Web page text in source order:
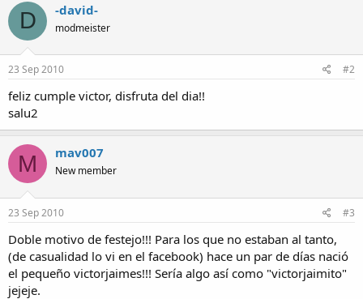
D -david-
modmeister
23 Sep 2010 #2
feliz cumple victor, disfruta del dia!!
salu2
M mav007
New member
23 Sep 2010 #3
Doble motivo de festejo!!! Para los que no estaban al tanto,
(de casualidad lo vi en el facebook) hace un par de días nació
el pequeño victorjaimes!!! Sería algo así como "victorjaimito"
jejeje.